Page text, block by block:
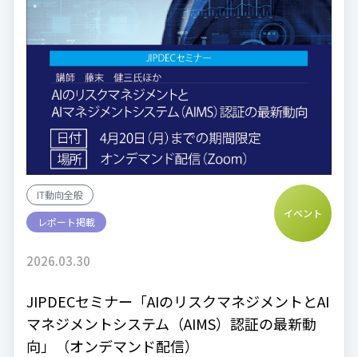
IT動向全般
レポート掲載
イベント
2026.03.30
JIPDECセミナー「AIのリスクマネジメントとAI
マネジメントシステム（AIMS）認証の最新動
向」（オンデマンド配信）